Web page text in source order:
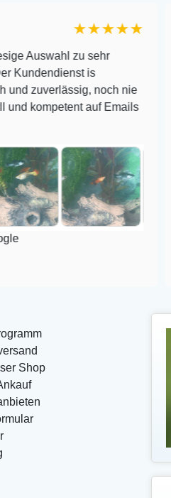
★★★★★
zu sehr
is
noch nie
auf Emails
Frank
Shop